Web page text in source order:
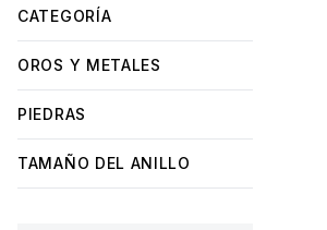
CATEGORÍA
OROS Y METALES
PIEDRAS
TAMAÑO DEL ANILLO